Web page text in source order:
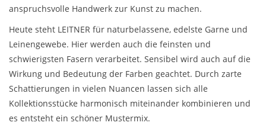
Mode & Accessoires
Edles aus Cashmere
Tisch & Küche
Kinder
anspruchsvolle Handwerk zur Kunst zu machen.
Heute steht LEITNER für naturbelassene, edelste Garne und
Leinengewebe. Hier werden auch die feinsten und
schwierigsten Fasern verarbeitet. Sensibel wird auch auf die
Wirkung und Bedeutung der Farben geachtet. Durch zarte
Schattierungen in vielen Nuancen lassen sich alle
Kollektionsstücke harmonisch miteinander kombinieren und
es entsteht ein schöner Mustermix.